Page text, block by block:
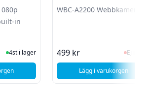
in
I Lager
4st i lager
W-100 Webcam, 1080p 1920x1080 2MP, built-in
WBC-A2200 Webbkamera
499 kr Ej i
Ej i lager
Lägg i varukorgen
, Andersson